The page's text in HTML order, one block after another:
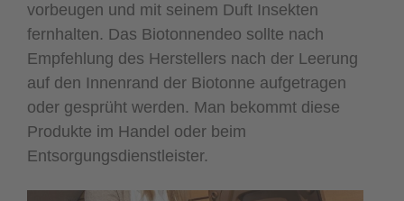
vorbeugen und mit seinem Duft Insekten
fernhalten. Das Biotonnendeo sollte nach
Empfehlung des Herstellers nach der Leerung
auf den Innenrand der Biotonne aufgetragen
oder gesprüht werden. Man bekommt diese
Produkte im Handel oder beim
Entsorgungsdienstleister.